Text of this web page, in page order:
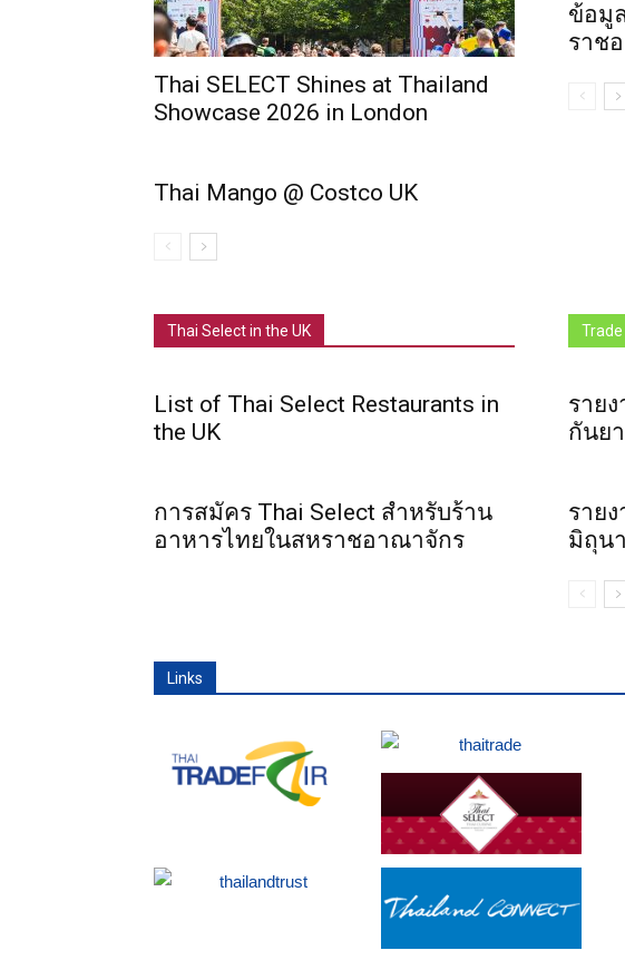
Thai SELECT Shines at Thailand
Showcase 2026 in London
Thai Mango @ Costco UK
ข้อมู
ราช
Thai Select in the UK
List of Thai Select Restaurants in
the UK
การสมัคร Thai Select สำหรับร้าน
อาหารไทยในสหราชอาณาจักร
ราย
กันย
ราย
มิถุน
Links